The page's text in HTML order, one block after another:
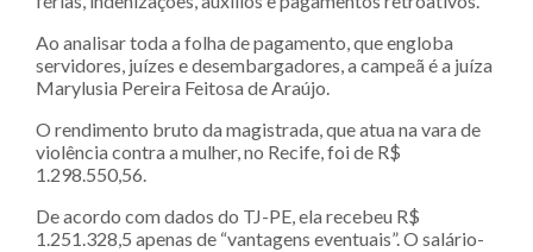
Ao analisar toda a folha de pagamento, que engloba
servidores, juízes e desembargadores, a campeã é a juíza
Marylusia Pereira Feitosa de Araújo.
O rendimento bruto da magistrada, que atua na vara de
violência contra a mulher, no Recife, foi de R$
1.298.550,56.
De acordo com dados do TJ-PE, ela recebeu R$
1.251.328,5 apenas de “vantagens eventuais”. O salário-